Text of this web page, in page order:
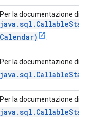
Per la documentazione di
Calendar)
Per la documentazione di
Per la documentazione di